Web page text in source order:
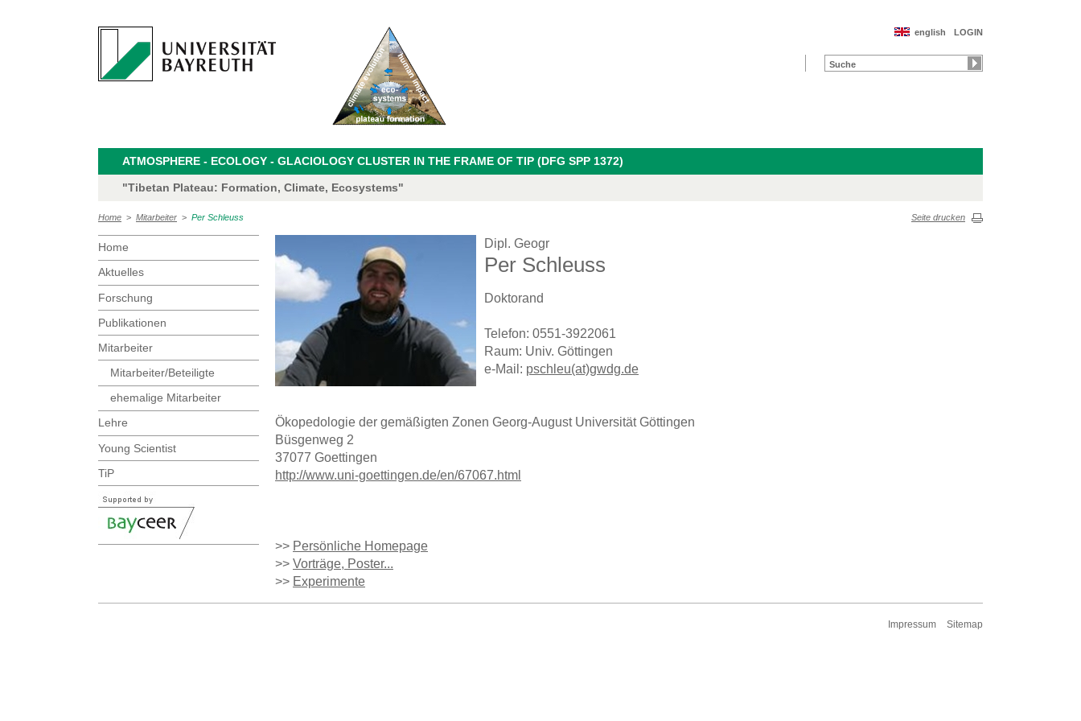
LOGIN
english
ATMOSPHERE - ECOLOGY - GLACIOLOGY CLUSTER IN THE FRAME OF TIP (DFG SPP 1372)
"Tibetan Plateau: Formation, Climate, Ecosystems"
Home > Mitarbeiter > Per Schleuss Seite drucken
Home
Aktuelles
Forschung
Publikationen
Mitarbeiter
Mitarbeiter/Beteiligte
ehemalige Mitarbeiter
Lehre
Young Scientist
TiP
Dipl. Geogr
Per Schleuss
Doktorand
Telefon: 0551-3922061
Raum: Univ. Göttingen
e-Mail: pschleu(at)gwdg.de
Ökopedologie der gemäßigten Zonen Georg-August Universität Göttingen
Büsgenweg 2
37077 Goettingen
http://www.uni-goettingen.de/en/67067.html
>> Persönliche Homepage
>> Vorträge, Poster...
>> Experimente
Impressum Sitemap